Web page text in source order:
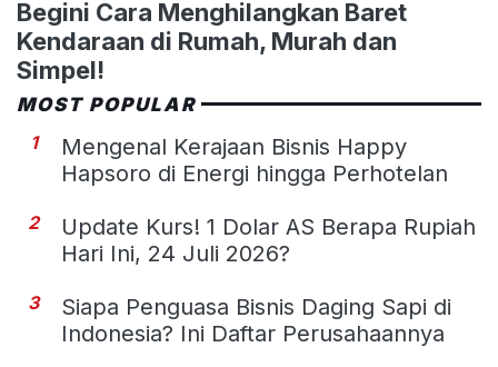
Begini Cara Menghilangkan Baret
Kendaraan di Rumah, Murah dan
Simpel!
MOST POPULAR
1
Mengenal Kerajaan Bisnis Happy
Hapsoro di Energi hingga Perhotelan
2
Update Kurs! 1 Dolar AS Berapa Rupiah
Hari Ini, 24 Juli 2026?
3
Siapa Penguasa Bisnis Daging Sapi di
Indonesia? Ini Daftar Perusahaannya